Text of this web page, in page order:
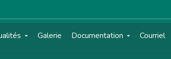
Galerie Documentation Courriel